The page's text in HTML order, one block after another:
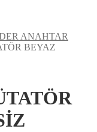
ANAHTAR
BEYAZ